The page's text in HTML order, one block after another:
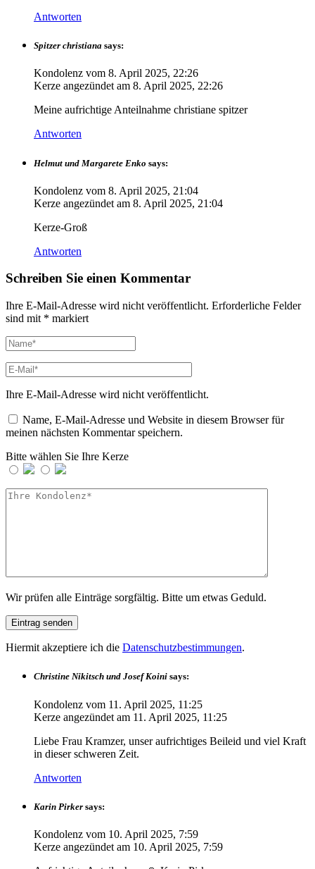
Antworten
Spitzer christiana says:
Kondolenz vom 8. April 2025, 22:26
Kerze angezündet am 8. April 2025, 22:26
Meine aufrichtige Anteilnahme christiane spitzer
Antworten
Helmut und Margarete Enko says:
Kondolenz vom 8. April 2025, 21:04
Kerze angezündet am 8. April 2025, 21:04
Kerze-Groß
Antworten
Schreiben Sie einen Kommentar
Ihre E-Mail-Adresse wird nicht veröffentlicht. Erforderliche Felder
sind mit * markiert
Ihre E-Mail-Adresse wird nicht veröffentlicht.
Name, E-Mail-Adresse und Website in diesem Browser für
meinen nächsten Kommentar speichern.
Bitte wählen Sie Ihre Kerze
Wir prüfen alle Einträge sorgfältig. Bitte um etwas Geduld.
Hiermit akzeptiere ich die Datenschutzbestimmungen.
Christine Nikitsch und Josef Koini says:
Kondolenz vom 11. April 2025, 11:25
Kerze angezündet am 11. April 2025, 11:25
Liebe Frau Kramzer, unser aufrichtiges Beileid und viel Kraft
in dieser schweren Zeit.
Antworten
Karin Pirker says:
Kondolenz vom 10. April 2025, 7:59
Kerze angezündet am 10. April 2025, 7:59